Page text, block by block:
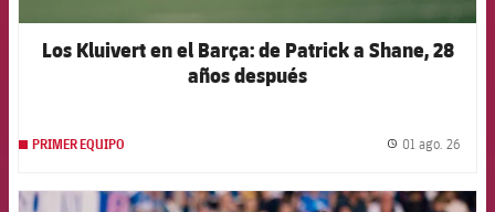
Los Kluivert en el Barça: de Patrick a Shane, 28
años después
PRIMER EQUIPO 01 ago. 26
FCB Barcelona badge